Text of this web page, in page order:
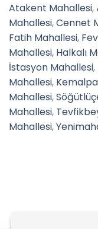
Atakent Mahallesi,
Mahallesi,Cennet
Fatih Mahallesi,
Mahallesi, Halkalı
İstasyon Mahallesi,
Mahallesi,
Mahallesi,
Mahallesi,
Mahallesi,